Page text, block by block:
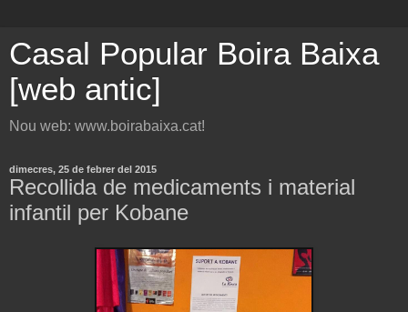
Casal Popular Boira Baixa
[web antic]
Nou web: www.boirabaixa.cat!
dimecres, 25 de febrer del 2015
Recollida de medicaments i material
infantil per Kobane